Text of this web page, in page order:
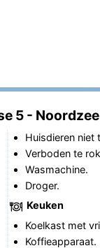
5 -
Huisdieren niet
Verboden te
Wasmachine.
Droger.
Keuken
Koelkast met
Koffieapparaat.